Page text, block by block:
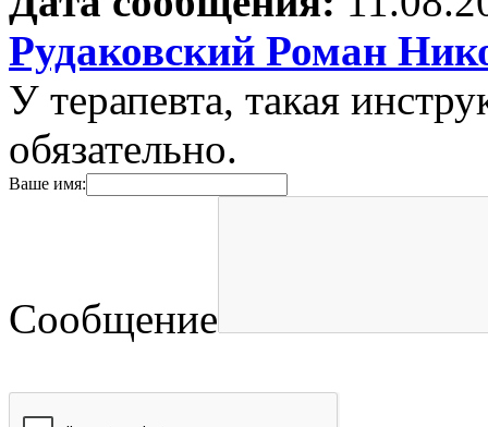
Рудаковский Роман
У терапевта, такая
обязательно.
Ваше имя:
Сообщение